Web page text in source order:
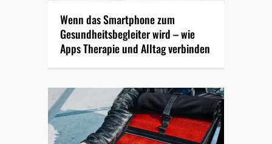
Wenn das Smartphone zum
Gesundheitsbegleiter wird – wie
Apps Therapie und Alltag verbinden